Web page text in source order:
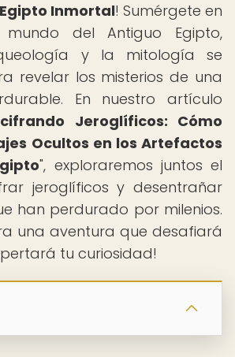
Egipto Inmortal! Sumérgete en
del Antiguo Egipto,
y la mitología se
revelar los misterios de una
En nuestro artículo
Jeroglíficos: Cómo
Ocultos en los Artefactos
", exploraremos juntos el
jeroglíficos y desentrañar
han perdurado por milenios.
una aventura que desafiará
tu curiosidad!